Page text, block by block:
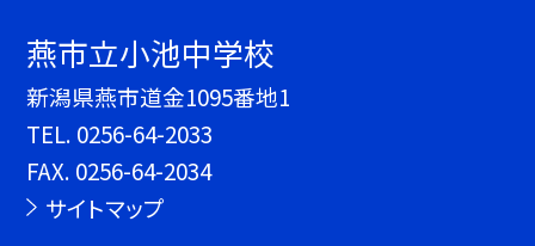
燕市立小池中学校
新潟県燕市道金1095番地1
TEL. 0256-64-2033
FAX. 0256-64-2034
サイトマップ